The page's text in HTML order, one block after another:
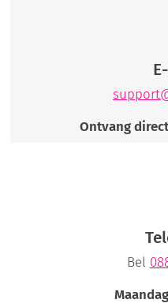
Ontvang
Bel